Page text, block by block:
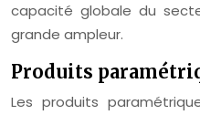
capacité globale du
grande ampleur.
Produits
Les produits